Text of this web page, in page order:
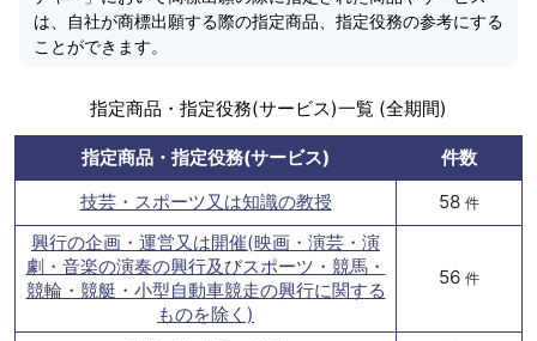
は、自社が商標出願する際の指定商品、指定役務の参考にする
ことができます。
指定商品・指定役務(サービス)一覧 (全期間)
指定商品・指定役務(サービス)
件数
技芸・スポーツ又は知識の教授
58 件
興行の企画・運営又は開催(映画・演芸・演
劇・音楽の演奏の興行及びスポーツ・競馬・
競輪・競艇・小型自動車競走の興行に関する
ものを除く)
56 件